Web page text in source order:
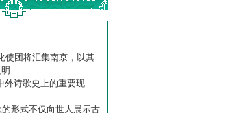
使团将汇集南京，以其
明……
外诗歌史上的重要现
形式不仅向世人展示古